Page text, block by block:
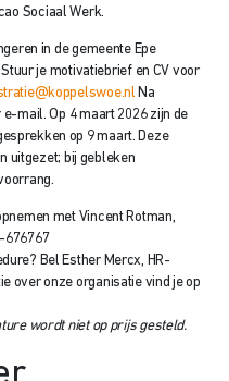
Sociaal Werk.
in de gemeente Epe
je motivatiebrief en CV voor
Na
mail. Op 4 maart 2026 zijn de
op 9 maart. Deze
uitgezet; bij gebleken
met Vincent Rotman,
676767
Bel Esther Mercx, HR-
over onze organisatie vind je op
wordt niet op prijs gesteld.